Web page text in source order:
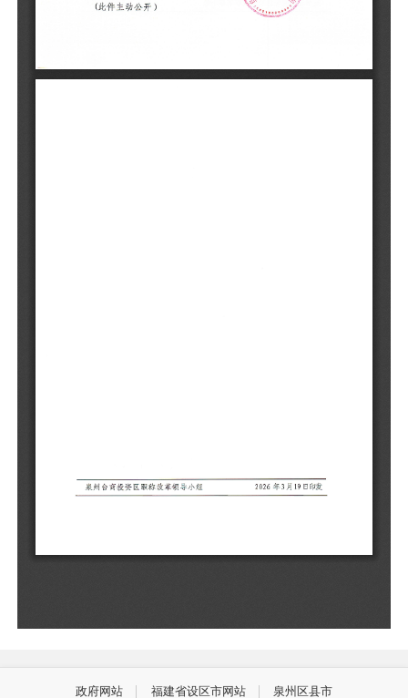
政府网站 福建省设区市网站 泉州区县市